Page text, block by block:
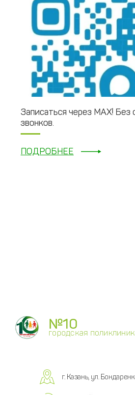
Записаться через МАХ! Без
звонков.
ПОДРОБНЕЕ
№10
городская
г. Казань, ул.